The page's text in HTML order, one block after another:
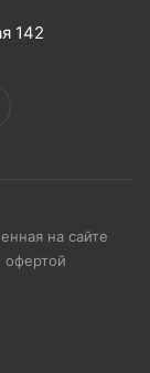
142
на сайте
офертой